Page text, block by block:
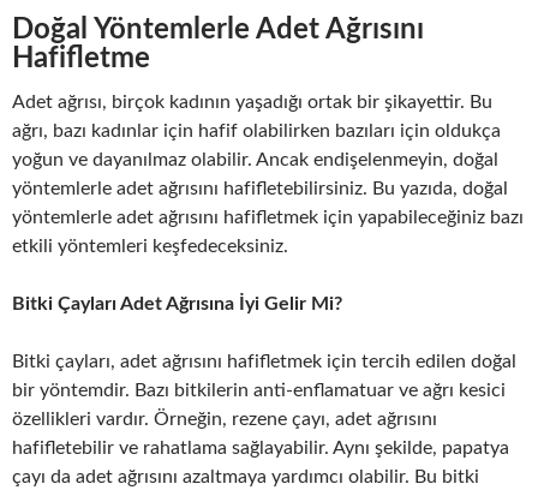
Doğal Yöntemlerle Adet Ağrısını
Hafifletme
Adet ağrısı, birçok kadının yaşadığı ortak bir şikayettir. Bu
ağrı, bazı kadınlar için hafif olabilirken bazıları için oldukça
yoğun ve dayanılmaz olabilir. Ancak endişelenmeyin, doğal
yöntemlerle adet ağrısını hafifletebilirsiniz. Bu yazıda, doğal
yöntemlerle adet ağrısını hafifletmek için yapabileceğiniz bazı
etkili yöntemleri keşfedeceksiniz.
Bitki Çayları Adet Ağrısına İyi Gelir Mi?
Bitki çayları, adet ağrısını hafifletmek için tercih edilen doğal
bir yöntemdir. Bazı bitkilerin anti-enflamatuar ve ağrı kesici
özellikleri vardır. Örneğin, rezene çayı, adet ağrısını
hafifletebilir ve rahatlama sağlayabilir. Aynı şekilde, papatya
çayı da adet ağrısını azaltmaya yardımcı olabilir. Bu bitki